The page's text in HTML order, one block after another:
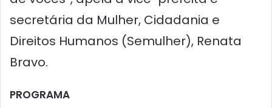
secretária da Mulher, Cidadania e
Direitos Humanos (Semulher), Renata
Bravo.
PROGRAMA